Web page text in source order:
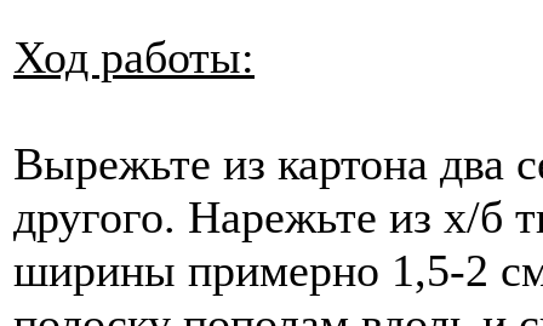
Ход работы:
Вырежьте из картона два
другого. Нарежьте из х/б
ширины примерно 1,5-2